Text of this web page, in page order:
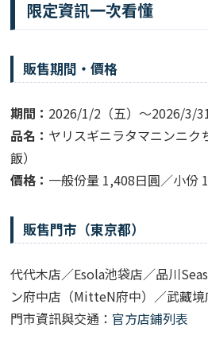
限定資訊一次看懂
販售期間・價格
期間： 2026/1/2（五）～2026/3/31
品名： ヤリスギニラタマニンニク
飯）
價格： 一般份量 1,408日圓／小份
販售門市（東京都）
代代木店／Esola池袋店／品川
ン府中店（MitteN府中）／武藏境
門市資訊與交通： 官方店鋪列表